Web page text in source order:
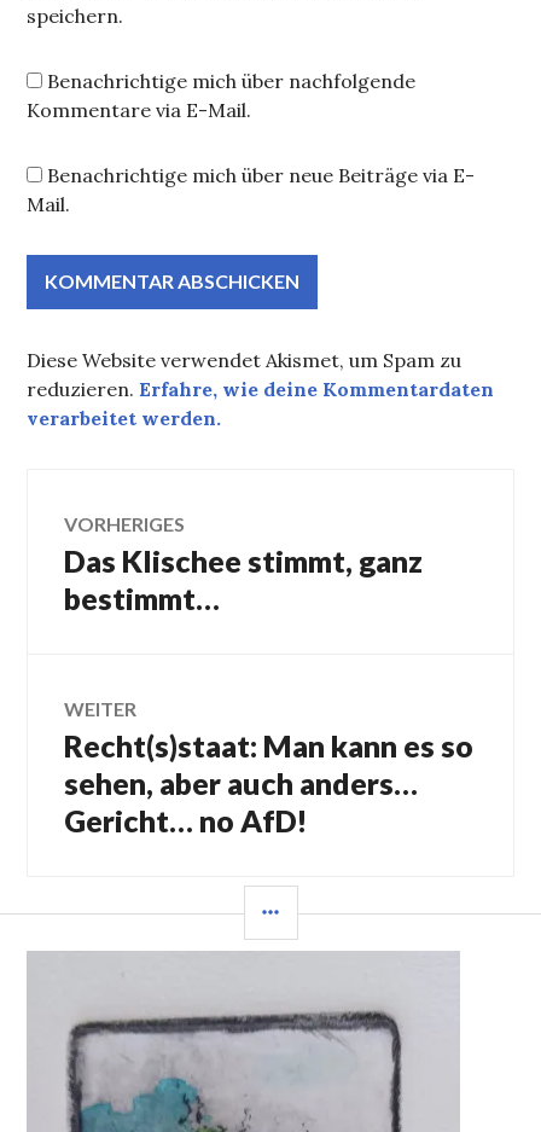
speichern.
Benachrichtige mich über nachfolgende
Kommentare via E-Mail.
Benachrichtige mich über neue Beiträge via E-
Mail.
Diese Website verwendet Akismet, um Spam zu
reduzieren.Erfahre, wie deine Kommentardaten
verarbeitet werden.
Beitragsnavigation
VORHERIGES
Vorheriger
Beitrag:
Das Klischee stimmt, ganz
bestimmt…
WEITER
Nächster
Beitrag:
Recht(s)staat: Man kann es so
sehen, aber auch anders…
Gericht… no AfD!